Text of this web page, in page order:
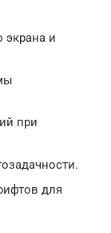
экрана и
при
для